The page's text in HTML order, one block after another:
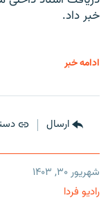
خبر داد.
ادامه خبر
ارسال
شهریور ۳۰, ۱۴۰۳
رادیو فردا